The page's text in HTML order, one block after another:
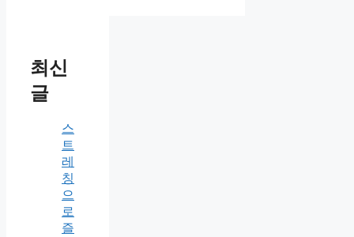
최신
글
스
트
레
칭
으
로
즐